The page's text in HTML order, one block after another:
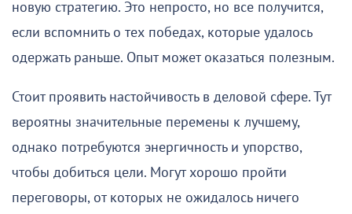
новую стратегию. Это непросто, но все получится,
если вспомнить о тех победах, которые удалось
одержать раньше. Опыт может оказаться полезным.
Стоит проявить настойчивость в деловой сфере. Тут
вероятны значительные перемены к лучшему,
однако потребуются энергичность и упорство,
чтобы добиться цели. Могут хорошо пройти
переговоры, от которых не ожидалось ничего